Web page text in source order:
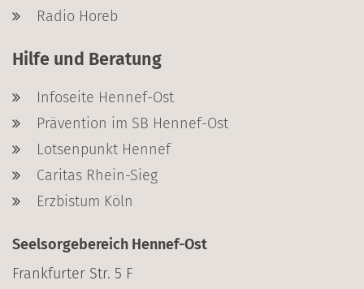
Radio Horeb
Hilfe und Beratung
Infoseite Hennef-Ost
Prävention im SB Hennef-Ost
Lotsenpunkt Hennef
Caritas Rhein-Sieg
Erzbistum Köln
Seelsorgebereich Hennef-Ost
Frankfurter Str. 5 F